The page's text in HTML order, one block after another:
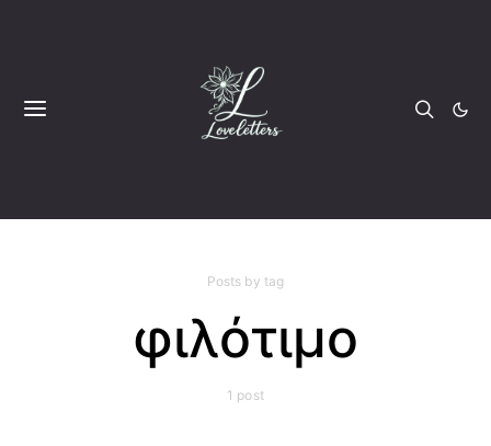
Posts by tag
φιλότιμο
1 post